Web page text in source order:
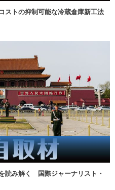
ストの抑制可能な冷蔵倉庫新工法
読み解く 国際ジャーナリスト・